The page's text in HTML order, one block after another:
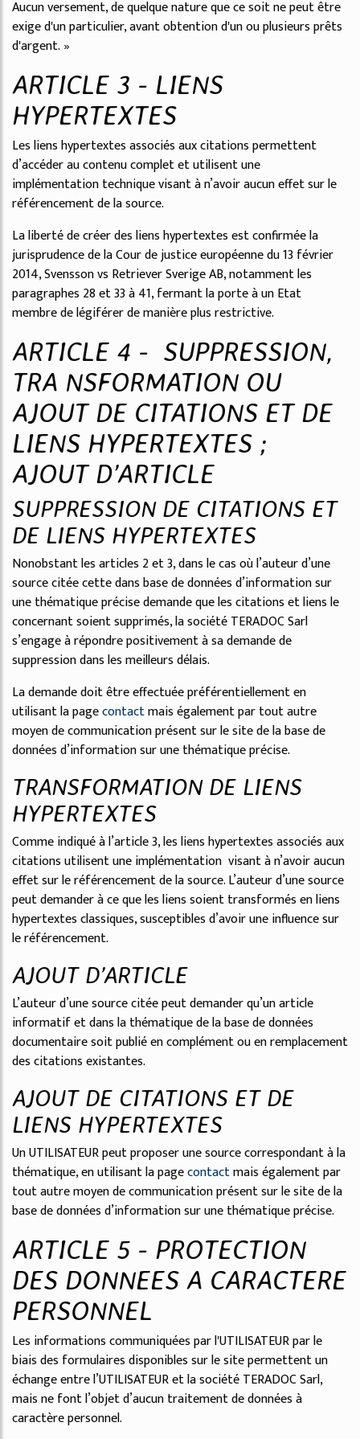
Aucun versement, de quelque nature que ce soit ne peut être
exige d'un particulier, avant obtention d'un ou plusieurs prêts
d'argent. »
ARTICLE 3 - LIENS
HYPERTEXTES
Les liens hypertextes associés aux citations permettent
d’accéder au contenu complet et utilisent une
implémentation technique visant à n’avoir aucun effet sur le
référencement de la source.
La liberté de créer des liens hypertextes est confirmée la
jurisprudence de la Cour de justice européenne du 13 février
2014, Svensson vs Retriever Sverige AB, notamment les
paragraphes 28 et 33 à 41, fermant la porte à un Etat
membre de légiférer de manière plus restrictive.
ARTICLE 4 - SUPPRESSION,
TRA NSFORMATION OU
AJOUT DE CITATIONS ET DE
LIENS HYPERTEXTES ;
AJOUT D’ARTICLE
SUPPRESSION DE CITATIONS ET
DE LIENS HYPERTEXTES
Nonobstant les articles 2 et 3, dans le cas où l’auteur d’une
source citée cette dans base de données d’information sur
une thématique précise demande que les citations et liens le
concernant soient supprimés, la société TERADOC Sarl
s’engage à répondre positivement à sa demande de
suppression dans les meilleurs délais.
La demande doit être effectuée préférentiellement en
utilisant la pagecontactmais également par tout autre
moyen de communication présent sur le site de la base de
données d’information sur une thématique précise.
TRANSFORMATION DE LIENS
HYPERTEXTES
Comme indiqué à l’article 3, les liens hypertextes associés aux
citations utilisent une implémentation visant à n’avoir aucun
effet sur le référencement de la source. L’auteur d’une source
peut demander à ce que les liens soient transformés en liens
hypertextes classiques, susceptibles d’avoir une influence sur
le référencement.
AJOUT D’ARTICLE
L’auteur d’une source citée peut demander qu’un article
informatif et dans la thématique de la base de données
documentaire soit publié en complément ou en remplacement
des citations existantes.
AJOUT DE CITATIONS ET DE
LIENS HYPERTEXTES
Un UTILISATEUR peut proposer une source correspondant à la
thématique, en utilisant la pagecontactmais également par
tout autre moyen de communication présent sur le site de la
base de données d’information sur une thématique précise.
ARTICLE 5 - PROTECTION
DES DONNEES A CARACTERE
PERSONNEL
Les informations communiquées par l'UTILISATEUR par le
biais des formulaires disponibles sur le site permettent un
échange entre l’UTILISATEUR et la société TERADOC Sarl,
mais ne font l’objet d’aucun traitement de données à
caractère personnel.